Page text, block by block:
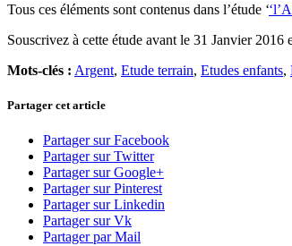
Tous ces éléments sont contenus dans l’étude ‘
Souscrivez à cette étude avant le 31 Janvier
Mots-clés : Argent, Etude terrain, Etudes enfants,
Partager cet article
Partager sur Facebook
Partager sur Twitter
Partager sur Google+
Partager sur Pinterest
Partager sur Linkedin
Partager sur Vk
Partager par Mail